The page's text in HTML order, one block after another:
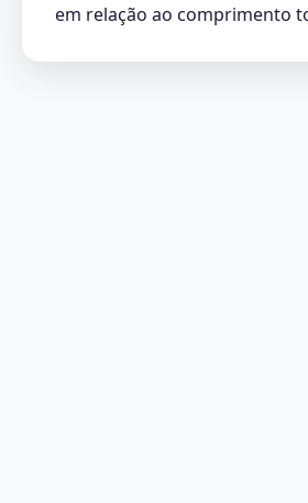
em relação ao comprimento